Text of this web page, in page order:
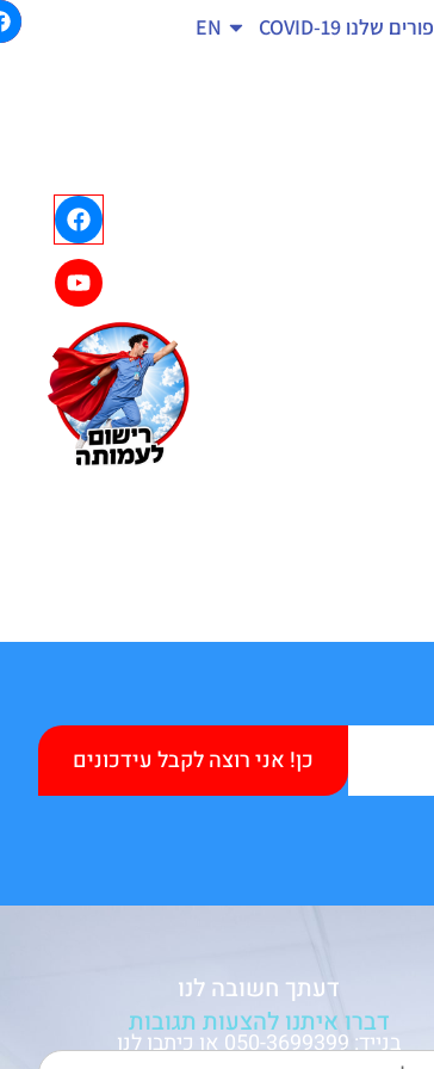
פורים שלנו COVID-19
EN
כן! אני רוצה לקבל עידכונים
דעתך חשובה לנו
דברו איתנו להצעות תגובות
בנייד: 050-3699399 או כיתבו לנו